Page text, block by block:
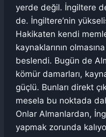
yerde değil. İngiltere
de. İngiltere’nin
Hakikaten kendi
kaynaklarının
beslendi. Bugün de
kömür damarları,
güçlü. Bunları direkt
mesela bu noktada
Onlar Almanlardan,
yapmak zorunda